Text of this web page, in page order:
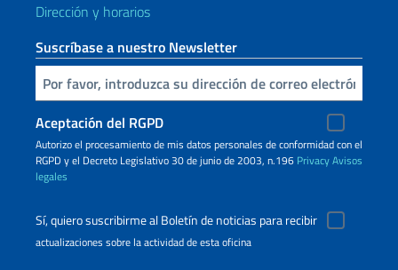
Dirección y horarios
Suscríbase a nuestro Newsletter
Inserta tu correo electronico
Aceptación del RGPD
Autorizo ​​el procesamiento de mis datos personales de conformidad con el
RGPD y el Decreto Legislativo 30 de junio de 2003, n.196 PrivacyAvisos
legales
Sí, quiero suscribirme al Boletín de noticias para recibir
actualizaciones sobre la actividad de esta oficina